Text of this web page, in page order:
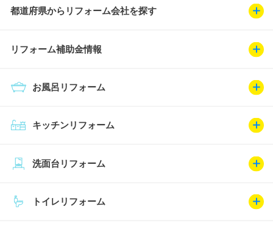
都道府県からリフォーム会社を探す
リフォーム補助金情報
キッチンリフォーム
お風呂リフォーム
トイレリフォーム
洗面台リフォーム